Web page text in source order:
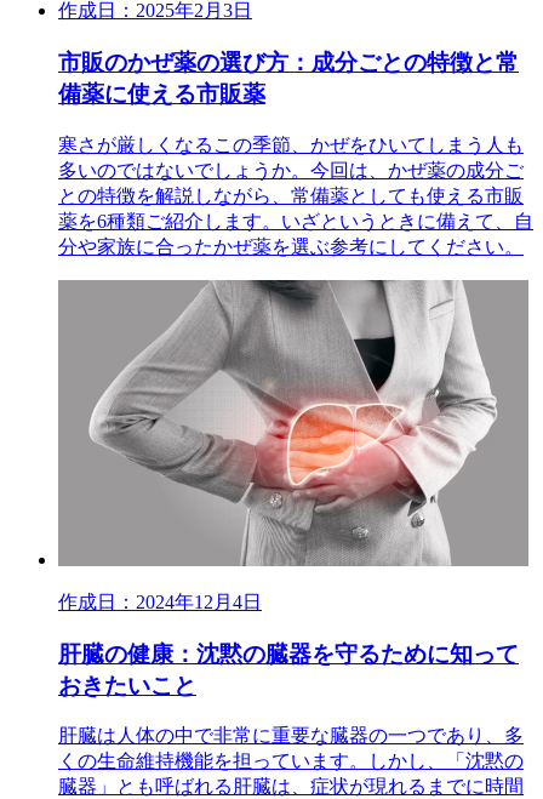
作成日：2025年2月3日
市販のかぜ薬の選び方：成分ごとの特徴と常
備薬に使える市販薬
寒さが厳しくなるこの季節、かぜをひいてしまう人も
多いのではないでしょうか。今回は、かぜ薬の成分ご
との特徴を解説しながら、常備薬としても使える市販
薬を6種類ご紹介します。いざというときに備えて、自
分や家族に合ったかぜ薬を選ぶ参考にしてください。
作成日：2024年12月4日
肝臓の健康：沈黙の臓器を守るために知って
おきたいこと
肝臓は人体の中で非常に重要な臓器の一つであり、多
くの生命維持機能を担っています。しかし、「沈黙の
臓器」とも呼ばれる肝臓は、症状が現れるまでに時間